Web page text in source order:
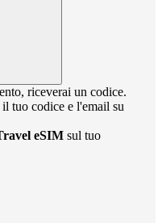
riceverai un codice.
tuo codice e l'email su
eSIM sul tuo